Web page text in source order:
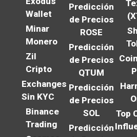
Wallet
Minar
Monero
Zil
Cripto
Exchanges
Sin KYC
Binance
Trading
Predicción
de Precios
ROSE
Predicción
de Precios
QTUM
Predicción
de Precios
SOL
Predicción
Top